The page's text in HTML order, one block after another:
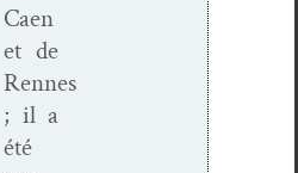
Caen
et de
Rennes
; il a
été